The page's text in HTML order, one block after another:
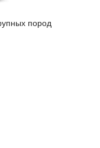
пород